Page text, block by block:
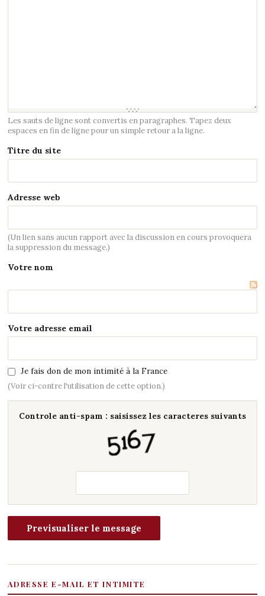
Les sauts de ligne sont convertis en paragraphes. Tapez deux
espaces en fin de ligne pour un simple retour a la ligne.
Titre du site
Adresse web
(Un lien sans aucun rapport avec la discussion en cours provoquera
la suppression du message.)
Votre nom
Votre adresse email
Je fais don de mon intimité à la France
(Voir ci-contre l'utilisation de cette option.)
Controle anti-spam : saisissez les caracteres suivants
ADRESSE E-MAIL ET INTIMITE